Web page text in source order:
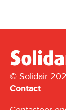
© Solidair
Contact